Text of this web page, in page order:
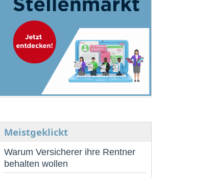
Meistgeklickt
Warum Versicherer ihre Rentner
behalten wollen